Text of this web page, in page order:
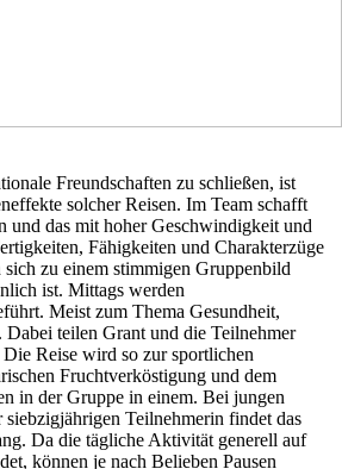
Freundschaften zu schließen, ist
solcher Reisen. Im Team schafft
und das mit hoher Geschwindigkeit und
Fähigkeiten und Charakterzüge
zu einem stimmigen Gruppenbild
ist. Mittags werden
Meist zum Thema Gesundheit,
Dabei teilen Grant und die Teilnehmer
Reise wird so zur sportlichen
Fruchtverköstigung und dem
in der Gruppe in einem. Bei jungen
Teilnehmerin findet das
Da die tägliche Aktivität generell auf
können je nach Belieben Pausen